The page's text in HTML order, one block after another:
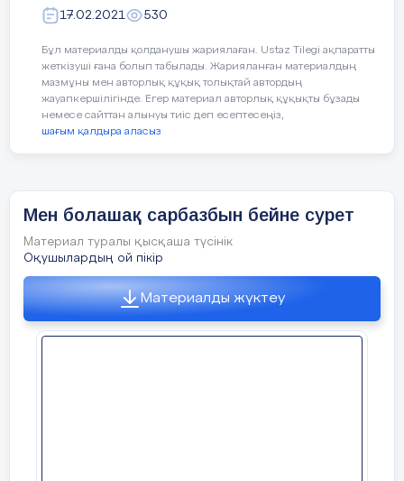
17.02.2021 530
Бұл материалды қолданушы жариялаған. Ustaz Tilegi ақпаратты
жеткізуші ғана болып табылады. Жарияланған материалдың
мазмұны мен авторлық құқық толықтай автордың
жауапкершілігінде. Егер материал авторлық құқықты бұзады
немесе сайттан алынуы тиіс деп есептесеңіз,
шағым қалдыра аласыз
Мен болашақ сарбазбын бейне сурет
Материал туралы қысқаша түсінік
Оқушылардың ой пікір
Материалды жүктеу